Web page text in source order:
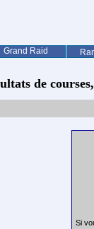
Grand Raid
de
Si